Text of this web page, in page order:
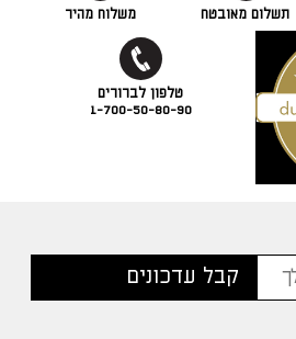
תשלום מאובטח משלוח מהיר
1-700-50-80-90